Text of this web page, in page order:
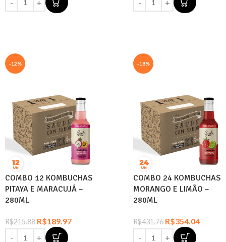
-12%
COMBO 12 KOMBUCHAS
PITAYA E MARACUJÁ –
280ML
R$215.88 R$189.97
-18%
COMBO 24 KOMBUCHAS
MORANGO E LIMÃO –
280ML
R$431.76 R$354.04